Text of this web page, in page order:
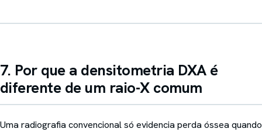
7. Por que a densitometria DXA é
diferente de um raio-X comum
Uma radiografia convencional só evidencia perda óssea quando